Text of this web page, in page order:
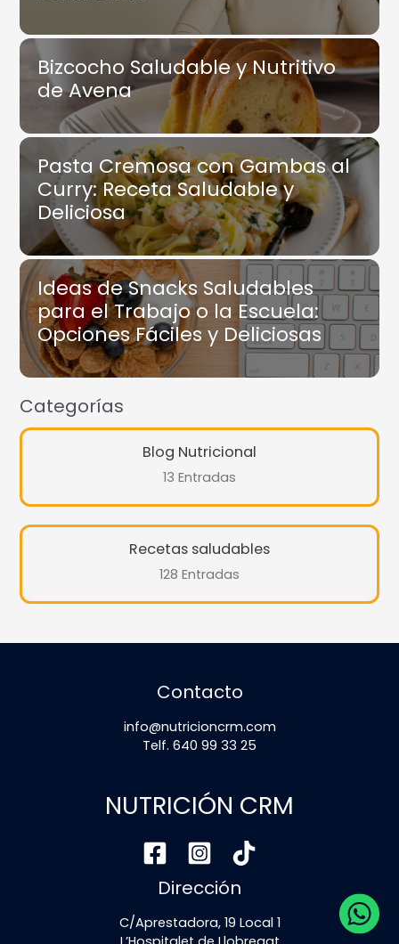
Bizcocho Saludable y Nutritivo
de Avena
Pasta Cremosa con Gambas al
Curry: Receta Saludable y
Deliciosa
Ideas de Snacks Saludables
para el Trabajo o la Escuela:
Opciones Fáciles y Deliciosas
Categorías
Blog Nutricional
13 Entradas
Recetas saludables
128 Entradas
Contacto
info@nutricioncrm.com
Telf. 640 99 33 25
NUTRICIÓN CRM
Dirección
C/Aprestadora, 19 Local 1